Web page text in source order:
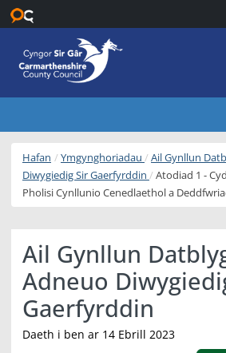
Hafan Ymgynghoriadau
Ail Gynllun
Diwygiedig Sir Gaerfyrddin
Atodiad 1 -
Pholisi Cynllunio Cenedlaethol a
Ail Gynllun
Adneuo
Gaerfyrddin
Daeth i ben ar 14 Ebrill 2023